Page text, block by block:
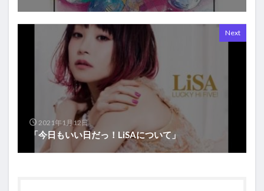
Next
2021年1月12日
「今日もいい日だっ！LiSAについて」